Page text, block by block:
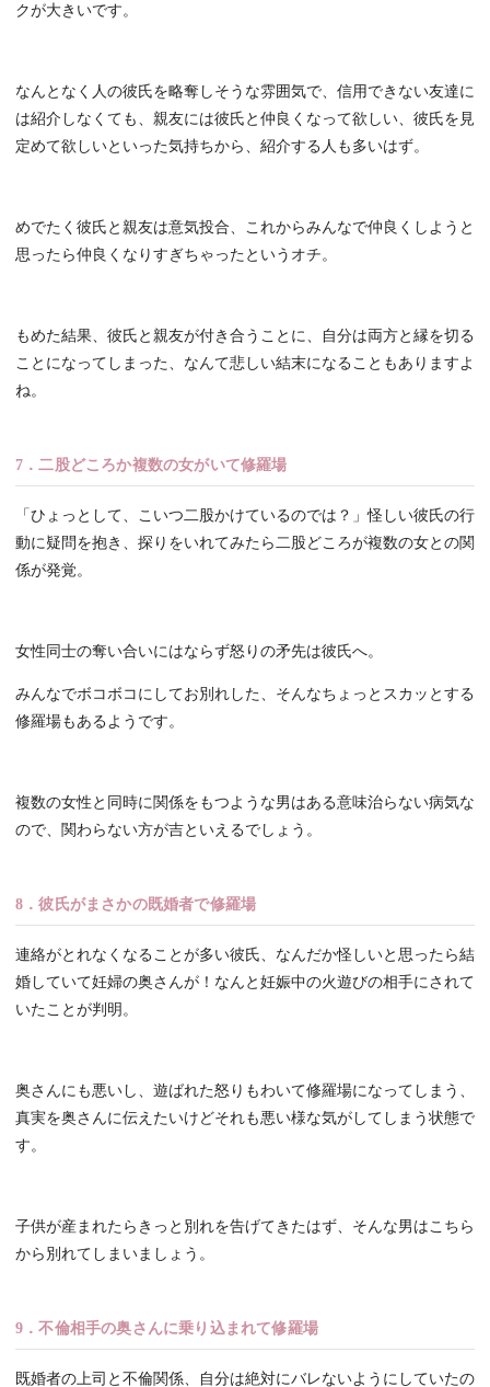
クが大きいです。
なんとなく人の彼氏を略奪しそうな雰囲気で、信用できない友達に
は紹介しなくても、親友には彼氏と仲良くなって欲しい、彼氏を見
定めて欲しいといった気持ちから、紹介する人も多いはず。
めでたく彼氏と親友は意気投合、これからみんなで仲良くしようと
思ったら仲良くなりすぎちゃったというオチ。
もめた結果、彼氏と親友が付き合うことに、自分は両方と縁を切る
ことになってしまった、なんて悲しい結末になることもありますよ
ね。
7．二股どころか複数の女がいて修羅場
「ひょっとして、こいつ二股かけているのでは？」怪しい彼氏の行
動に疑問を抱き、探りをいれてみたら二股どころが複数の女との関
係が発覚。
女性同士の奪い合いにはならず怒りの矛先は彼氏へ。
みんなでボコボコにしてお別れした、そんなちょっとスカッとする
修羅場もあるようです。
複数の女性と同時に関係をもつような男はある意味治らない病気な
ので、関わらない方が吉といえるでしょう。
8．彼氏がまさかの既婚者で修羅場
連絡がとれなくなることが多い彼氏、なんだか怪しいと思ったら結
婚していて妊婦の奥さんが！なんと妊娠中の火遊びの相手にされて
いたことが判明。
奥さんにも悪いし、遊ばれた怒りもわいて修羅場になってしまう、
真実を奥さんに伝えたいけどそれも悪い様な気がしてしまう状態で
す。
子供が産まれたらきっと別れを告げてきたはず、そんな男はこちら
から別れてしまいましょう。
9．不倫相手の奥さんに乗り込まれて修羅場
既婚者の上司と不倫関係、自分は絶対にバレないようにしていたの